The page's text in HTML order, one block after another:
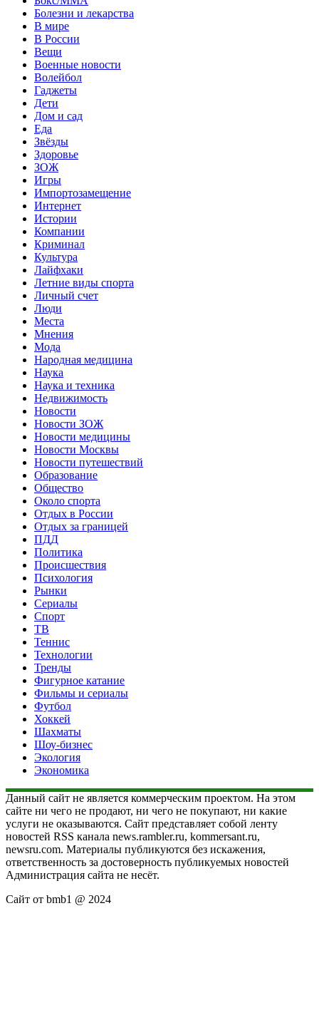
Болезни и лекарства
В мире
В России
Вещи
Военные новости
Волейбол
Гаджеты
Дети
Дом и сад
Еда
Звёзды
Здоровье
ЗОЖ
Игры
Импортозамещение
Интернет
Истории
Компании
Криминал
Культура
Лайфхаки
Летние виды спорта
Личный счет
Люди
Места
Мнения
Мода
Народная медицина
Наука
Наука и техника
Недвижимость
Новости
Новости ЗОЖ
Новости медицины
Новости Москвы
Новости путешествий
Образование
Общество
Около спорта
Отдых в России
Отдых за границей
ПДД
Политика
Происшествия
Психология
Рынки
Сериалы
Спорт
ТВ
Теннис
Технологии
Тренды
Фигурное катание
Фильмы и сериалы
Футбол
Хоккей
Шахматы
Шоу-бизнес
Экология
Экономика
Данный сайт не является коммерческим проектом. На этом
сайте ни чего не продают, ни чего не покупают, ни какие
услуги не оказываются. Сайт представляет собой ленту
новостей RSS канала news.rambler.ru, kommersant.ru,
newsru.com. Материалы публикуются без искажения,
ответственность за достоверность публикуемых новостей
Администрация сайта не несёт.
Сайт от bmb1 @ 2024